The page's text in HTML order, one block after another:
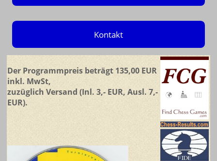
Kontakt
Der Programmpreis beträgt 135,00 EUR
inkl. MwSt,
zuzüglich Versand (Inl. 3,- EUR, Ausl. 7,-
EUR).